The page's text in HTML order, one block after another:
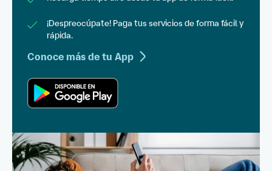
¡Despreocúpate! Paga tus servicios de forma fácil y
rápida.
Conoce más de tu App